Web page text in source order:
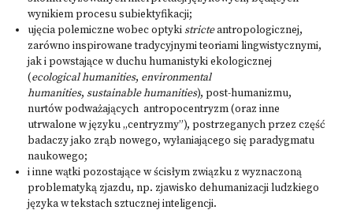
wynikiem procesu subiektyfikacji;
ujęcia polemiczne wobec optykistricteantropologicznej,
zarówno inspirowane tradycyjnymi teoriami lingwistycznymi,
jak i powstające w duchu humanistyki ekologicznej
(ecological humanities, environmental
humanities, sustainable humanities), post-humanizmu,
nurtów podważających antropocentryzm (oraz inne
utrwalone w języku „centryzmy”), postrzeganych przez część
badaczy jako zrąb nowego, wyłaniającego się paradygmatu
naukowego;
i inne wątki pozostające w ścisłym związku z wyznaczoną
problematyką zjazdu, np. zjawisko dehumanizacji ludzkiego
języka w tekstach sztucznej inteligencji.